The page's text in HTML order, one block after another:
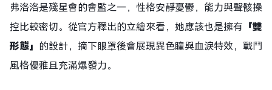
弗洛洛是殘星會的會監之一，性格安靜憂鬱，能力與聲骸操
控比較密切。從官方釋出的立繪來看，她應該也是擁有 「雙
形態」 的設計，摘下眼罩後會展現異色瞳與血淚特效，戰鬥
風格優雅且充滿爆發力。